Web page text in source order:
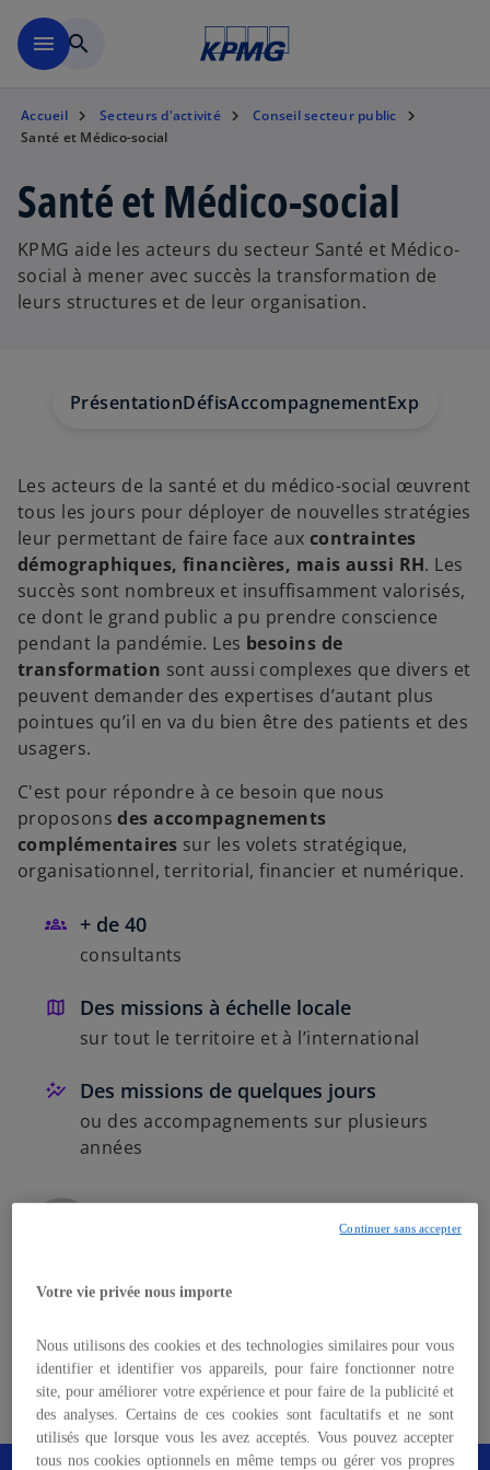
menu search
Accueil Secteurs d'activité
Conseil secteur public
Santé et Médico-social
Santé et Médico-social
KPMG aide les acteurs du secteur Santé et Médico-
social à mener avec succès la transformation de
leurs structures et de leur organisation.
PrésentationDéfisAccompagnementExpertise
Les acteurs de la santé et du médico-social œuvrent
tous les jours pour déployer de nouvelles stratégies
leur permettant de faire face aux contraintes
démographiques, financières, mais aussi RH. Les
succès sont nombreux et insuffisamment valorisés,
ce dont le grand public a pu prendre conscience
pendant la pandémie. Les besoins de
transformation sont aussi complexes que divers et
peuvent demander des expertises d’autant plus
pointues qu’il en va du bien être des patients et des
usagers.
C'est pour répondre à ce besoin que nous
proposonsdes accompagnements
complémentaires sur les volets stratégique,
organisationnel, territorial, financier et numérique.
+ de 40
consultants
Des missions à échelle locale
sur tout le territoire et à l’international
Des missions de quelques jours
ou des accompagnements sur plusieurs
années
Cyrille Billaud
Associé, Secteur Public, Responsable du
Directeur en charge de l’activité autonomie /
santé publique
KPMG en France
Votre vie privée nous importe
Nous utilisons des cookies et des technologies similaires pour vous
identifier et identifier vos appareils, pour faire fonctionner notre
site, pour améliorer votre expérience et pour faire de la publicité et
des analyses. Certains de ces cookies sont facultatifs et ne sont
utilisés que lorsque vous les avez acceptés. Vous pouvez accepter
tous nos cookies optionnels en même temps ou gérer vos propres
Continuer sans accepter